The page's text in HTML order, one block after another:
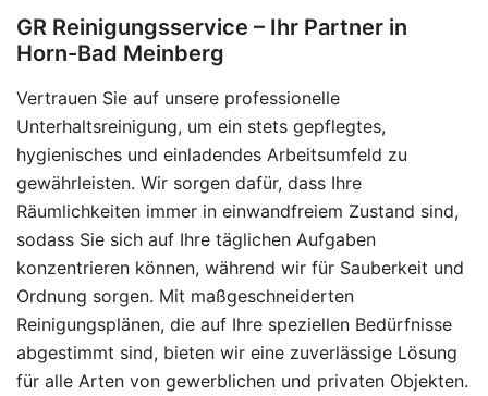
GR Reinigungsservice – Ihr Partner in
Horn-Bad Meinberg
Vertrauen Sie auf unsere professionelle
Unterhaltsreinigung, um ein stets gepflegtes,
hygienisches und einladendes Arbeitsumfeld zu
gewährleisten. Wir sorgen dafür, dass Ihre
Räumlichkeiten immer in einwandfreiem Zustand sind,
sodass Sie sich auf Ihre täglichen Aufgaben
konzentrieren können, während wir für Sauberkeit und
Ordnung sorgen. Mit maßgeschneiderten
Reinigungsplänen, die auf Ihre speziellen Bedürfnisse
abgestimmt sind, bieten wir eine zuverlässige Lösung
für alle Arten von gewerblichen und privaten Objekten.